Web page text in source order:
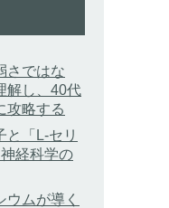
さではな
解し、40代
攻略する
と「L-セリ
経科学の
ウムが導く